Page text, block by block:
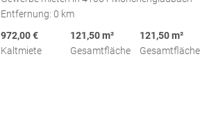
Entfernung: 0 km
972,00 €
Kaltmiete
121,50 m²
Gesamtfläche
121,50 m²
Gesamtfläche